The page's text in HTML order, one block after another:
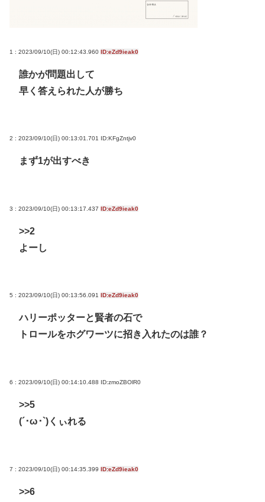
1 : 2023/09/10(日) 00:12:43.960 ID:eZd9ieak0
誰かが問題出して
早く答えられた人が勝ち
2 : 2023/09/10(日) 00:13:01.701 ID:KFgZntjv0
まず1が出すべき
3 : 2023/09/10(日) 00:13:17.437 ID:eZd9ieak0
>>2
よーし
5 : 2023/09/10(日) 00:13:56.091 ID:eZd9ieak0
ハリーポッターと賢者の石で
トロールをホグワーツに招き入れたのは誰？
6 : 2023/09/10(日) 00:14:10.488 ID:zmoZBOlR0
>>5
(´･ω･`)くぃれる
7 : 2023/09/10(日) 00:14:35.399 ID:eZd9ieak0
>>6